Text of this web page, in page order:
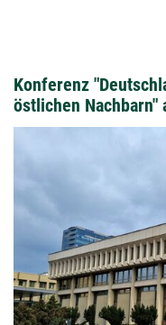
Konferenz
östlichen